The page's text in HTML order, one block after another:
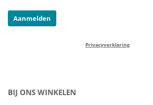
Privacyverklaring
BIJ ONS WINKELEN